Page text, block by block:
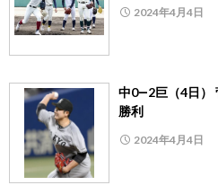
2024年4月4日
中0―2巨（4日）
勝利
2024年4月4日